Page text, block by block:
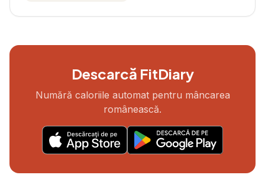
Descarcă FitDiary
Numără caloriile automat pentru mâncarea
românească.